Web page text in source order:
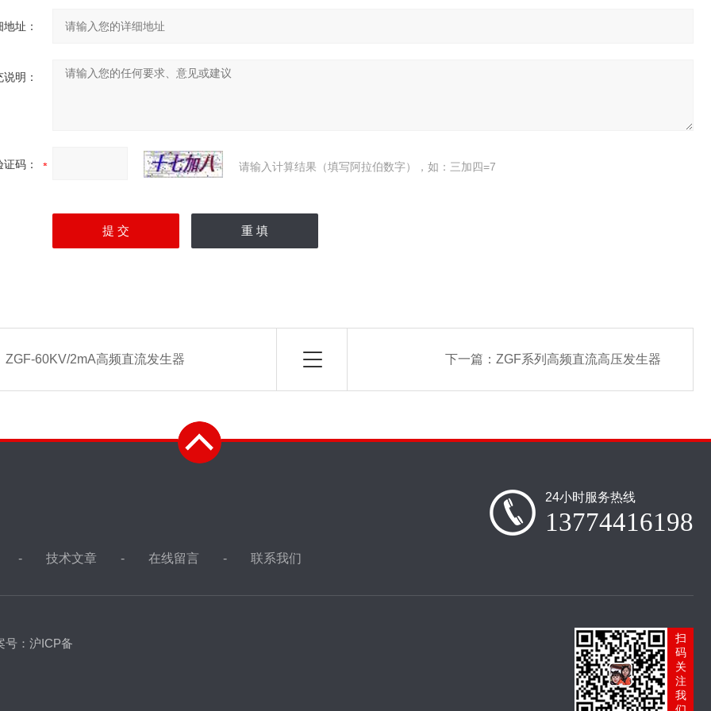
址：
明：
证码： 请输入计算结果（填写阿拉伯数字），如：三加四=7
ZGF-60KV/2mA高频直流发生器 下一篇： ZGF系列高频直流高压发生器
技术文章 在线留言 联系我们
24小时服务热线
13774416198
号：沪ICP备
扫
码
关
注
我